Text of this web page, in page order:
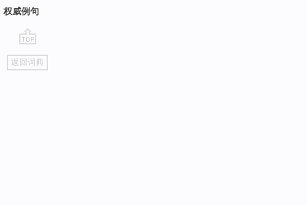
权威例句
go
top
返回词典